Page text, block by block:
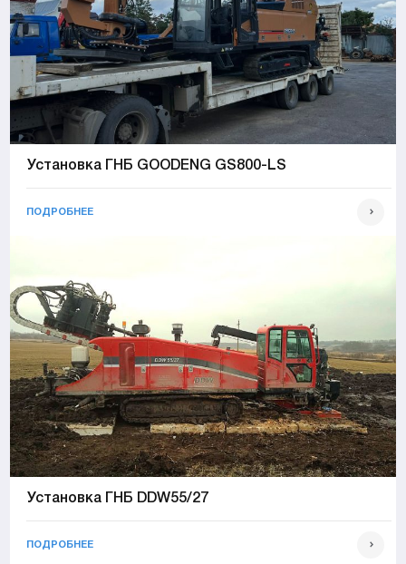
Установка ГНБ GOODENG GS800-LS
ПОДРОБНЕЕ
Установка ГНБ DDW55/27
ПОДРОБНЕЕ